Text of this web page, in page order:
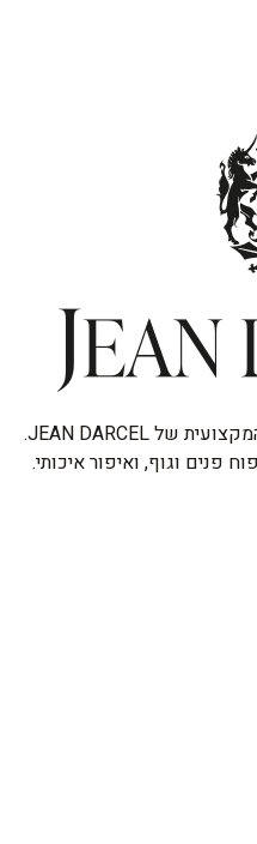
גלו את מוצרי הטיפוח והקוסמטיקה המקצועית של JEAN DARCEL.
פנים וגוף, ואיפור איכותי.